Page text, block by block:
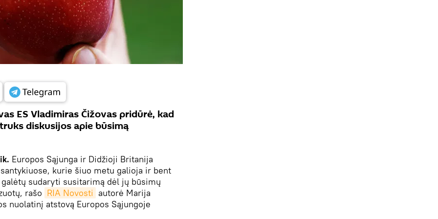
ES Vladimiras Čižovas pridūrė, kad
diskusijos apie būsimą
Europos Sąjunga ir Didžioji Britanija
kurie šiuo metu galioja ir bent
sudaryti susitarimą dėl jų būsimų
rašo RIA Novosti autorė Marija
nuolatinį atstovą Europos Sąjungoje